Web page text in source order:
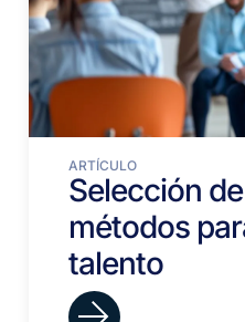
ARTÍCULO
Selección
métodos
talento